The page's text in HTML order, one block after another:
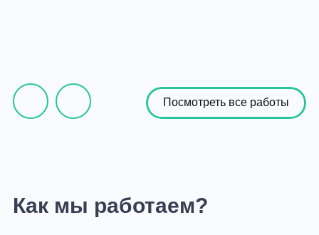
Посмотреть все работы
Как мы работаем?